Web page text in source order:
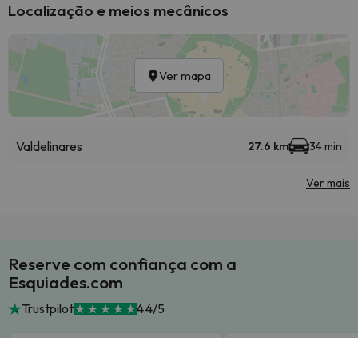
Localização e meios mecânicos
Ver mapa
Valdelinares 27.6 km 34 min
Ver mais
Reserve com confiança com a
Esquiades.com
Trustpilot 4.4/5